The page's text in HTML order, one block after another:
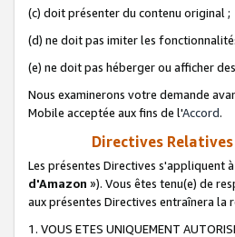
(c) doit présenter du contenu original ;
(d) ne doit pas imiter les
(e) ne doit pas héberger ou afficher
Nous examinerons votre demande
Mobile acceptée aux fins de l'Accord.
Directives
Les présentes Directives s'appliquent
d'Amazon »). Vous êtes tenu(e) de
aux présentes Directives entraînera
1. VOUS ETES UNIQUEMENT